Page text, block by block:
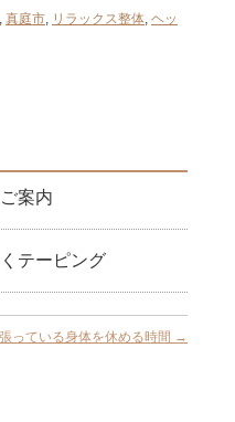
, 真庭市, リラックス整体, ヘッ
案内
テーピング
っている身体を休める時間 →